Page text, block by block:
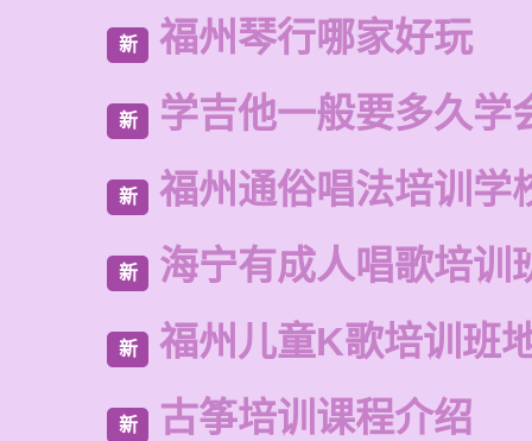
新 福州琴行哪家好玩
新 学吉他一般要多久学
新 福州通俗唱法培训学
新 海宁有成人唱歌培训
新 福州儿童K歌培训班
新 古筝培训课程介绍